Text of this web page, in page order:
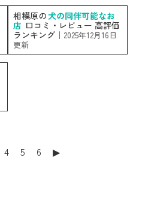
相模原の犬の同伴可能なお
店 口コミ・レビュー 高評価
ランキング｜ 2025年12月16日
更新
4 5 6 ▶︎